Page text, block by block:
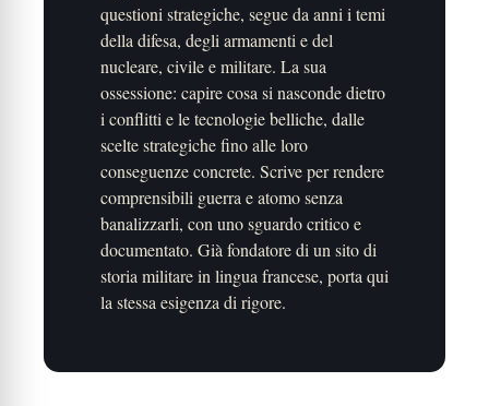
questioni strategiche, segue da anni i temi
della difesa, degli armamenti e del
nucleare, civile e militare. La sua
ossessione: capire cosa si nasconde dietro
i conflitti e le tecnologie belliche, dalle
scelte strategiche fino alle loro
conseguenze concrete. Scrive per rendere
comprensibili guerra e atomo senza
banalizzarli, con uno sguardo critico e
documentato. Già fondatore di un sito di
storia militare in lingua francese, porta qui
la stessa esigenza di rigore.